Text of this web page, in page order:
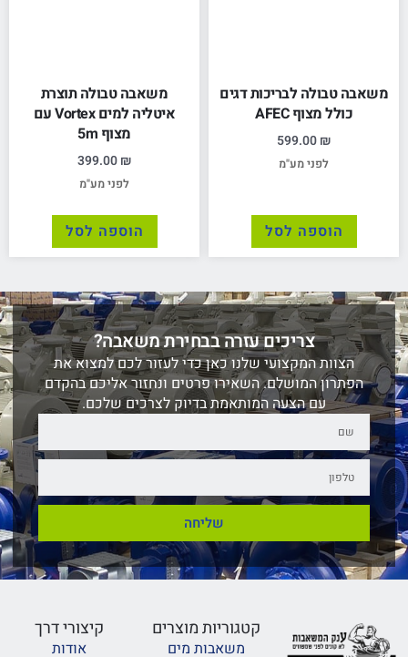
משאבה טבולה לבריכות דגים
כולל מצוף AFEC
599.00₪
לפני מע"מ
הוספה לסל
משאבה טבולה תוצרת
איטליה למים Vortex עם
מצוף 5m
399.00₪
לפני מע"מ
הוספה לסל
צריכים עזרה בבחירת משאבה?
הצוות המקצועי שלנו כאן כדי לעזור לכם למצוא את
הפתרון המושלם. השאירו פרטים ונחזור אליכם בהקדם
עם הצעה המותאמת בדיוק לצרכים שלכם.
שליחה
קטגוריות מוצרים
משאבות מים
קיצורי דרך
אודות